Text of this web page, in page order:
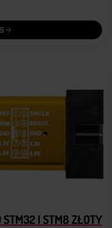
STM32 I STM8 ZŁOTY